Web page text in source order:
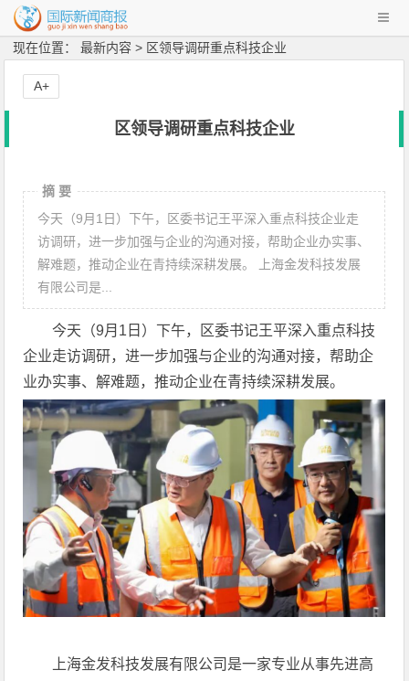
现在位置： 最新内容 > 区领导调研重点科技企业
区领导调研重点科技企业
摘 要
今天（9月1日）下午，区委书记王平深入重点科技企业走
访调研，进一步加强与企业的沟通对接，帮助企业办实事、
解难题，推动企业在青持续深耕发展。 上海金发科技发展
有限公司是...
今天（9月1日）下午，区委书记王平深入重点科技
企业走访调研，进一步加强与企业的沟通对接，帮助企
业办实事、解难题，推动企业在青持续深耕发展。
上海金发科技发展有限公司是一家专业从事先进高
A+